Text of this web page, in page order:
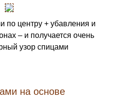
по центру + убавления и
– и получается очень
узор спицами
на основе